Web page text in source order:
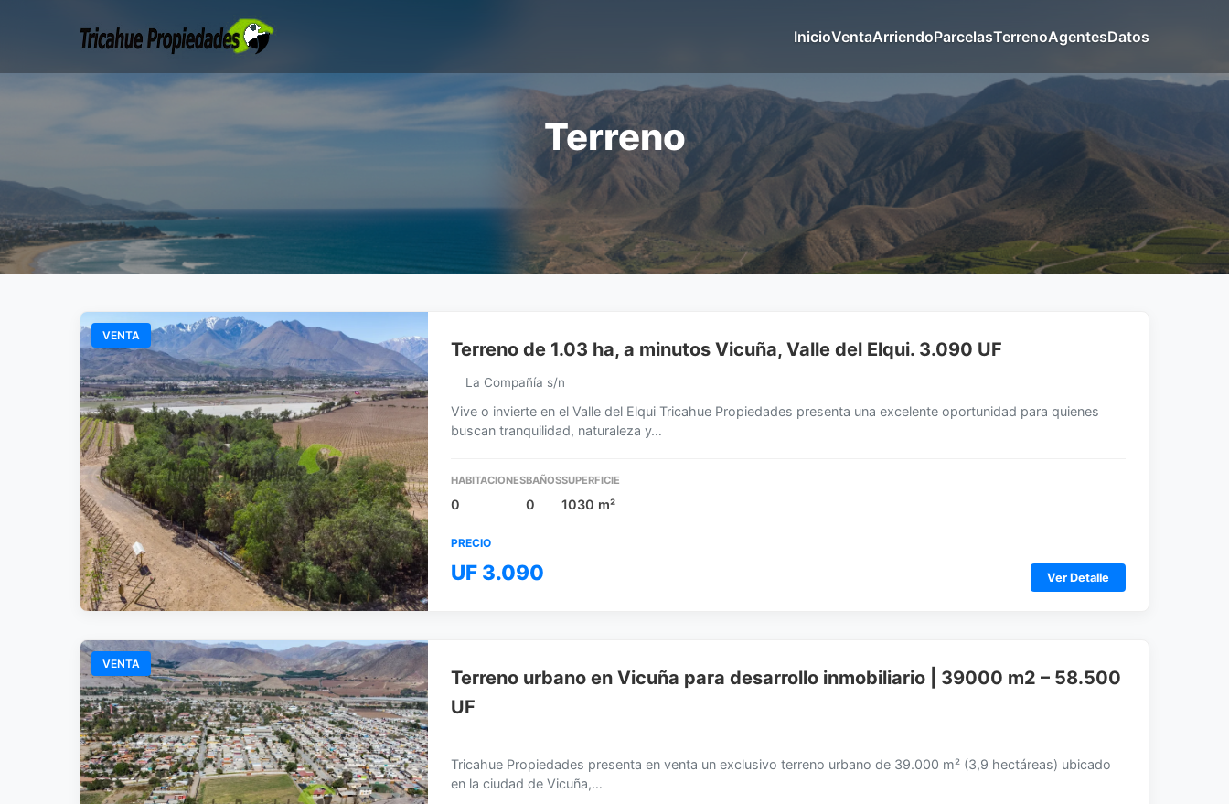
InicioVentaArriendoParcelasTerrenoAgentesDatos
Terreno
VENTA
Terreno de 1.03 ha, a minutos Vicuña, Valle del Elqui. 3.090 UF
La Compañía s/n
Vive o invierte en el Valle del Elqui Tricahue Propiedades presenta una excelente oportunidad para quienes
buscan tranquilidad, naturaleza y…
HABITACIONES
0
BAÑOS
0
SUPERFICIE
1030 m²
PRECIO
UF 3.090 Ver Detalle
VENTA
Terreno urbano en Vicuña para desarrollo inmobiliario | 39000 m2 – 58.500
UF
Tricahue Propiedades presenta en venta un exclusivo terreno urbano de 39.000 m² (3,9 hectáreas) ubicado
en la ciudad de Vicuña,…